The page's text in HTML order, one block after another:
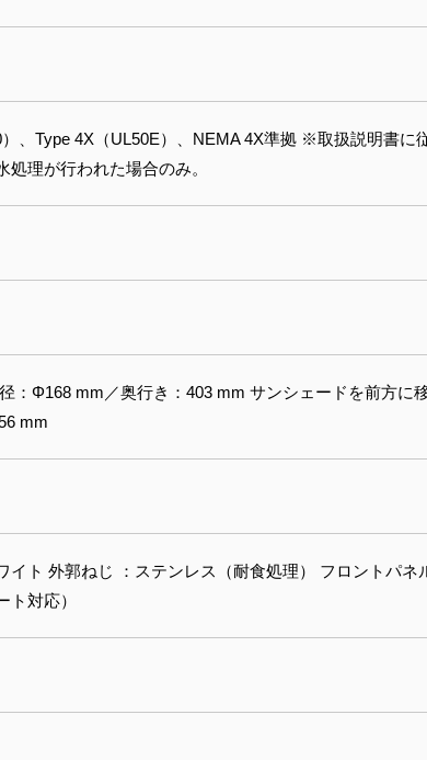
、Type 4X（UL50E）、NEMA 4X準拠 ※取扱説明書に
理が行われた場合のみ。
：Φ168 mm／奥行き：403 mm サンシェードを前方に
mm
ト 外郭ねじ ：ステンレス（耐食処理） フロントパネ
対応）